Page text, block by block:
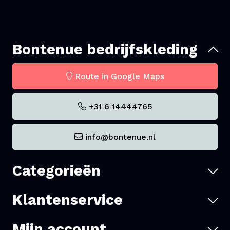
Bontenue bedrijfskleding
Route in Google Maps
+31 6 14444765
info@bontenue.nl
Categorieën
Klantenservice